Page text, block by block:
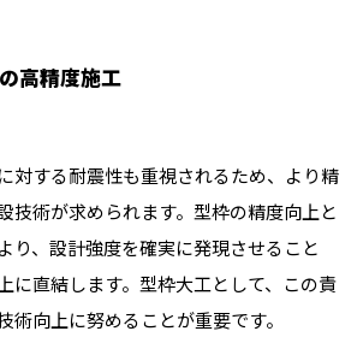
高精度施工
対する耐震性も重視されるため、より精
技術が求められます。型枠の精度向上と
り、設計強度を確実に発現させること
に直結します。型枠大工として、この責
術向上に努めることが重要です。